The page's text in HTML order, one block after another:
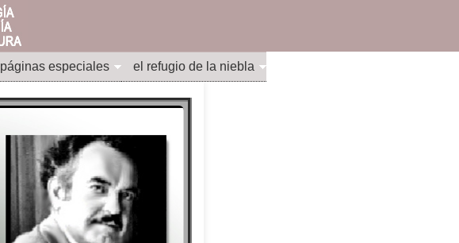
páginas especiales el refugio de la niebla